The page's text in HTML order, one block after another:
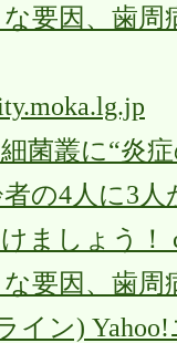
要因、歯
菌叢に“炎
の4人に3
ましょう！
要因、歯
イン)